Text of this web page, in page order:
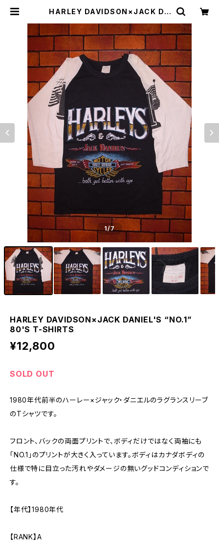
HARLEY DAVIDSON×JACK DA
| Irvine（アーヴァイン）
1/7
HARLEY DAVIDSON×JACK DANIEL'S “NO.1”
80'S T-SHIRTS
¥12,800
SOLD OUT
1980年代前半のハーレー×ジャック・ダニエルのラグランスリーブ
のTシャツです。
フロント、バックの両面プリントで、ボディだけではなく両袖にも
「NO.1」のプリントが大きく入っています。ボディはカナダボディの
仕様で特に目立った汚れやダメージの無いグッドコンディションで
す。
【年代】1980年代
【RANK】A